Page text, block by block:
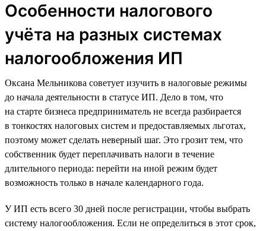
Особенности налогового
учёта на разных системах
налогообложения ИП
Оксана Мельникова советует изучить в налоговые режимы
до начала деятельности в статусе ИП. Дело в том, что
на старте бизнеса предприниматель не всегда разбирается
в тонкостях налоговых систем и предоставляемых льготах,
поэтому может сделать неверный шаг. Это грозит тем, что
собственник будет переплачивать налоги в течение
длительного периода: перейти на иной режим будет
возможность только в начале календарного года.
У ИП есть всего 30 дней после регистрации, чтобы выбрать
систему налогообложения. Если не определиться в этот срок,